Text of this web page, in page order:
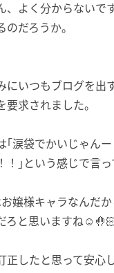
、よく分からないで
のだろうか。
にいつもブログを出
要求されました。
｢涙袋でかいじゃん
！｣という感じで言っ
嬢様キャラなんだ
ろと思いますね
正したと思って安心